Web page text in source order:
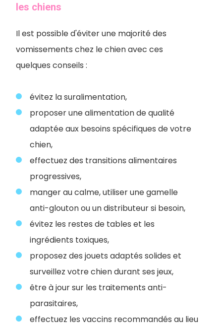
les chiens
Il est possible d'éviter une majorité des
vomissements chez le chien avec ces
quelques conseils :
évitez la suralimentation,
proposer une alimentation de qualité
adaptée aux besoins spécifiques de votre
chien,
effectuez des transitions alimentaires
progressives,
manger au calme, utiliser une gamelle
anti-glouton ou un distributeur si besoin,
évitez les restes de tables et les
ingrédients toxiques,
proposez des jouets adaptés solides et
surveillez votre chien durant ses jeux,
être à jour sur les traitements anti-
parasitaires,
effectuez les vaccins recommandés au lieu